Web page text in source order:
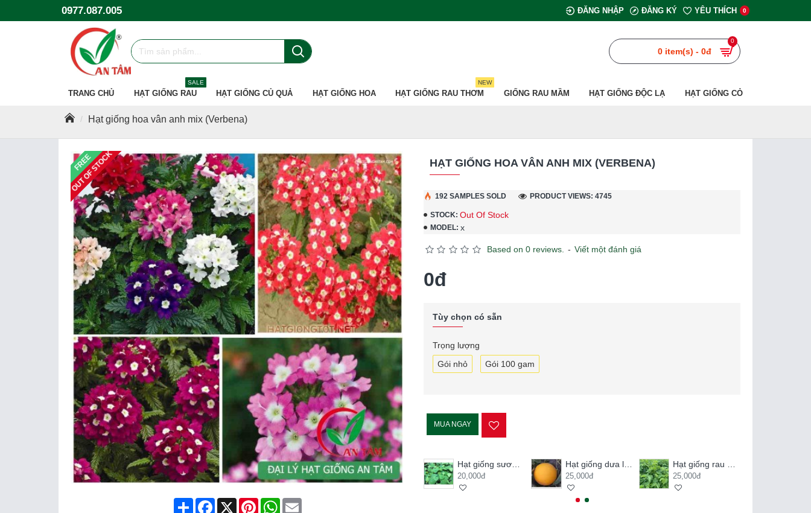
0977.087.005 ĐĂNG NHẬP ĐĂNG KÝ YÊU THÍCH 0
0 item(s) - 0đ
0
TRANG CHỦ HẠT GIỐNG RAU
SALE
HẠT GIỐNG CỦ QUẢ HẠT GIỐNG HOA HẠT GIỐNG RAU THƠM
NEW
GIỐNG RAU MẦM HẠT GIỐNG ĐỘC LẠ HẠT GIỐNG CỎ
Hạt giống hoa vân anh mix (Verbena)
FREE
OUT OF STOCK
Share Facebook
X PinterestWhatsApp
HẠT GIỐNG HOA VÂN ANH MIX (VERBENA)
STOCK: Out Of Stock
MODEL: x
192 SAMPLES SOLD PRODUCT VIEWS: 4745
Based on 0 reviews. - Viết một đánh giá
0đ
Tùy chọn có sẵn
Trọng lượng
Gói nhỏ
Gói 100 gam
MUA NGAY
20,000đ
Hạt giống dưa lê kim hoàng hậu
25,000đ 25,000đ